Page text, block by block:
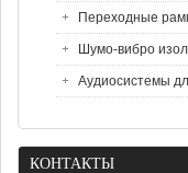
Переходные
Шумо-вибро
Аудиосистемы
КОНТАКТЫ